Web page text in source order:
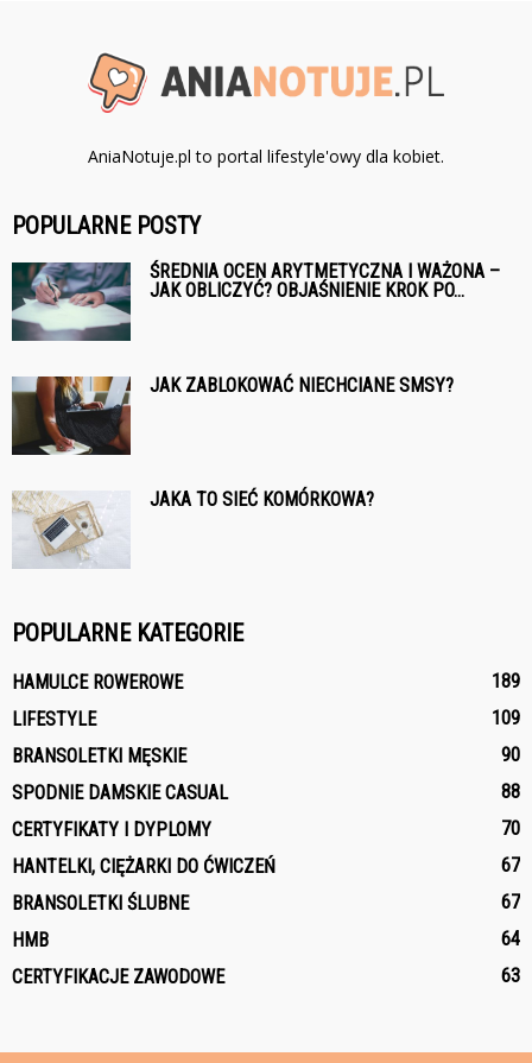
AniaNotuje.pl to portal lifestyle'owy dla kobiet.
POPULARNE POSTY
ŚREDNIA OCEN ARYTMETYCZNA I WAŻONA –
JAK OBLICZYĆ? OBJAŚNIENIE KROK PO...
JAK ZABLOKOWAĆ NIECHCIANE SMSY?
JAKA TO SIEĆ KOMÓRKOWA?
POPULARNE KATEGORIE
HAMULCE ROWEROWE
189
LIFESTYLE
109
BRANSOLETKI MĘSKIE
90
SPODNIE DAMSKIE CASUAL
88
CERTYFIKATY I DYPLOMY
70
HANTELKI, CIĘŻARKI DO ĆWICZEŃ
67
BRANSOLETKI ŚLUBNE
67
HMB
64
CERTYFIKACJE ZAWODOWE
63